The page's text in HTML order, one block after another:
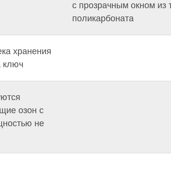
с прозрачным окном из
поликарбоната
хранения
ключ
озон с
не